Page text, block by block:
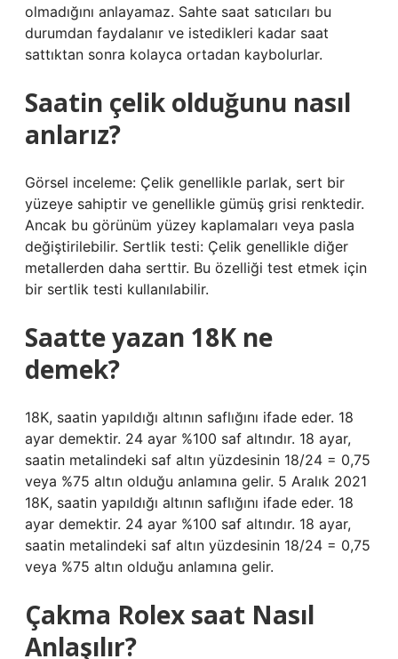
olmadığını anlayamaz. Sahte saat satıcıları bu
durumdan faydalanır ve istedikleri kadar saat
sattıktan sonra kolayca ortadan kaybolurlar.
Saatin çelik olduğunu nasıl
anlarız?
Görsel inceleme: Çelik genellikle parlak, sert bir
yüzeye sahiptir ve genellikle gümüş grisi renktedir.
Ancak bu görünüm yüzey kaplamaları veya pasla
değiştirilebilir. Sertlik testi: Çelik genellikle diğer
metallerden daha serttir. Bu özelliği test etmek için
bir sertlik testi kullanılabilir.
Saatte yazan 18K ne
demek?
18K, saatin yapıldığı altının saflığını ifade eder. 18
ayar demektir. 24 ayar %100 saf altındır. 18 ayar,
saatin metalindeki saf altın yüzdesinin 18/24 = 0,75
veya %75 altın olduğu anlamına gelir. 5 Aralık 2021
18K, saatin yapıldığı altının saflığını ifade eder. 18
ayar demektir. 24 ayar %100 saf altındır. 18 ayar,
saatin metalindeki saf altın yüzdesinin 18/24 = 0,75
veya %75 altın olduğu anlamına gelir.
Çakma Rolex saat Nasıl
Anlaşılır?